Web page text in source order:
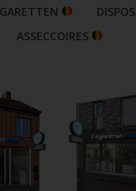
ASSECCOIRES